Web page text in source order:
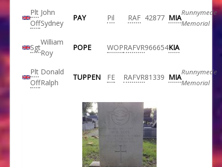
Plt
Off
John
Sydney
PAY Pil RAF 42877 MIA
Runnymede
Memorial
Sgt
William
Roy
POPE WOPRAFVR966654KIA
Plt
Off
Donald
Ralph
TUPPEN FE RAFVR81339 MIA
Runnymede
Memorial